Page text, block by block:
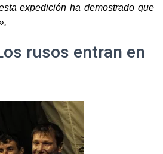
expedición ha demostrado que
rusos entran en